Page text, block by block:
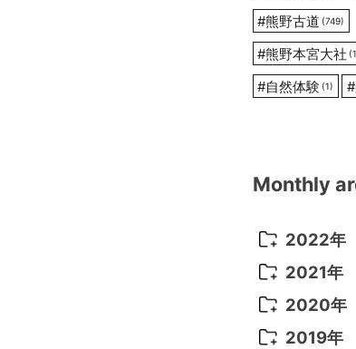
#熊野古道 (749)
#熊野本宮大社
#自然体験 (1) #
Monthly
2022年
2022年
2022年 9
2022年 8
2021年
2021年 12
2021年 11
2020年
2020年 8
2019年